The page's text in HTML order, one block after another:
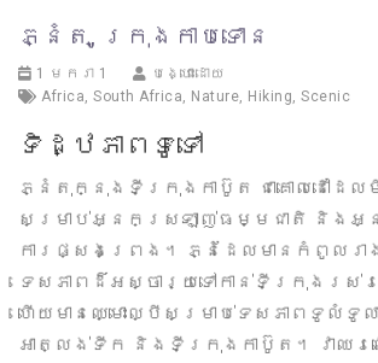
ភ្នំតុ, ក្រុងកាបទោន
1 មករា 1
បង្ហោះដោយ
Africa, South Africa, Nature, Hiking, Scenic
ទិដ្ឋភាពទូទៅ
ភ្នំតុក្នុងទីក្រុងកាប៊ូត ជាគោលដៅដែល
សម្រាប់អ្នកស្រឡាញ់ធម្មជាតិ និងអ្
ការផ្សងព្រេង។ ភ្នំដែលមានកំពូលរា
ទេសភាពដ៏អស្ចារ្យទៅកាន់ទីក្រុងរស់រ
ហើយមានឈ្មោះល្បីសម្រាប់ទេសភាពទូលំទូ
អាត្លង់ទីក និងទីក្រុងកាប៊ូត។ វាឈរ